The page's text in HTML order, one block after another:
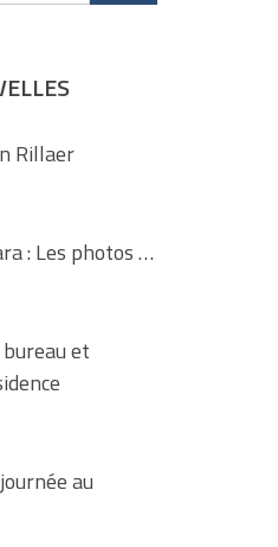
Rillaer
: Les photos …
et
au